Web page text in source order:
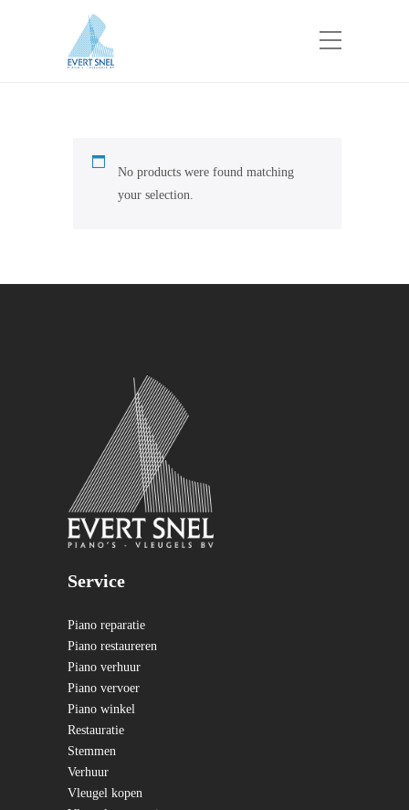
No products were found matching
your selection.
Service
Piano reparatie
Piano restaureren
Piano verhuur
Piano vervoer
Piano winkel
Restauratie
Stemmen
Verhuur
Vleugel kopen